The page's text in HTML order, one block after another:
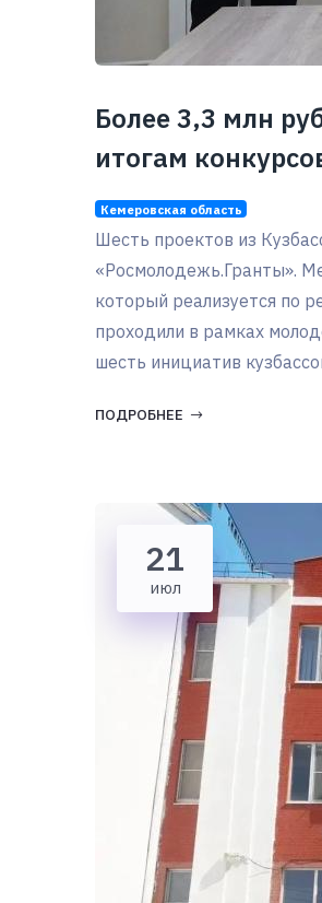
Более 3,3 млн
итогам
Кемеровская область
Шесть проектов из
«Росмолодежь.Гранты».
который реализуется по
проходили в рамках
шесть инициатив
ПОДРОБНЕЕ
21
июл